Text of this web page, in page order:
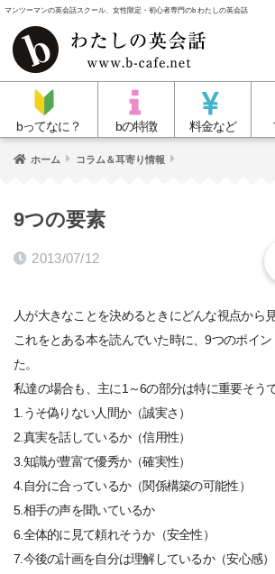
マンツーマンの英会話スクール、女性限定・初心者専門のb わたしの英会話
bってなに？ bの特徴 料金など
ホーム コラム＆耳寄り情報
9つの要素
2013/07/12
人が大きなことを決めるときにどんな視点から
これをとある本を読んでいた時に、9つのポイ
た。
私達の場合も、主に1～6の部分は特に重要そうで
1.うそ偽りない人間か（誠実さ）
2.真実を話しているか（信用性）
3.知識が豊富で優秀か（確実性）
4.自分に合っているか（関係構築の可能性）
5.相手の声を聞いているか
6.全体的に見て頼れそうか（安全性）
7.今後の計画を自分は理解しているか（安心感）